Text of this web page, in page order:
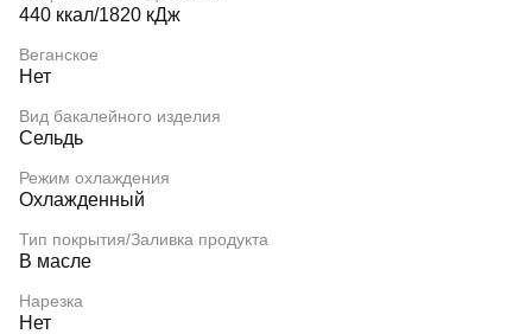
440 ккал/1820 кДж
Веганское
Нет
Вид бакалейного изделия
Сельдь
Режим охлаждения
Охлажденный
Тип покрытия/Заливка продукта
В масле
Нарезка
Нет